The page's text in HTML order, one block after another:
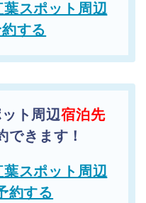
スポット周辺
する
ト周辺宿泊先
できます！
スポット周辺
約する